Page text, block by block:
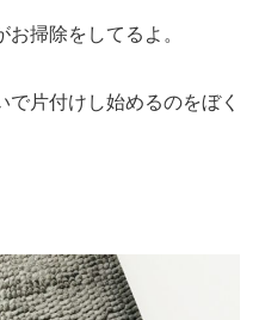
掃除をしてるよ。
片付けし始めるのをぼく